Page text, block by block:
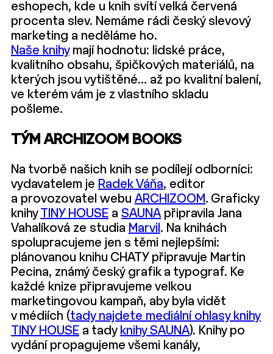
eshopech, kde u knih svítí velká červená
procenta slev. Nemáme rádi český slevový
marketing a neděláme ho.
Naše knihymají hodnotu: lidské práce,
kvalitního obsahu, špičkových materiálů, na
kterých jsou vytištěné… až po kvalitní balení,
ve kterém vám je z vlastního skladu
pošleme.
TÝM ARCHIZOOM BOOKS
Na tvorbě našich knih se podílejí odborníci:
vydavatelem je Radek Váňa, editor
a provozovatel webu ARCHIZOOM . Graficky
knihy
TINY HOUSE a SAUNApřipravila Jana
Vahalíková ze studia Marvil . Na knihách
spolupracujeme jen s těmi nejlepšími:
plánovanou knihu CHATY připravuje Martin
Pecina, známý český grafik a typograf. Ke
každé knize připravujeme velkou
marketingovou kampaň, aby byla vidět
v médiích (tady najdete mediální ohlasy knihy
TINY HOUSE a tady knihy SAUNA). Knihy po
vydání propagujeme všemi kanály,